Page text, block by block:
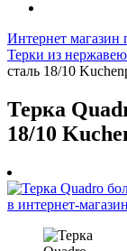
Интернет магазин
Терки из
сталь 18/10
Терка
18/10